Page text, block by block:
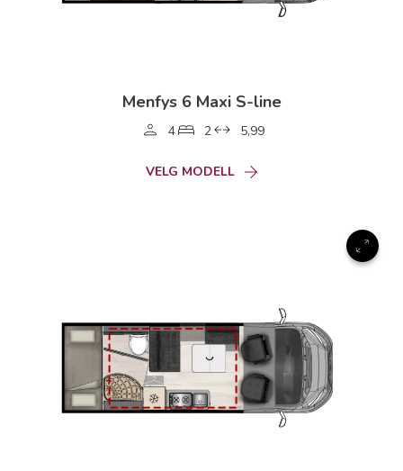
Menfys 6 Maxi S-line
4 2 5,99
VELG MODELL